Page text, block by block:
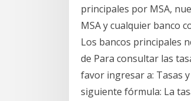
principales por MSA,
MSA y cualquier banco
Los bancos principales
de Para consultar las
favor ingresar a: Tasas
siguiente fórmula: La